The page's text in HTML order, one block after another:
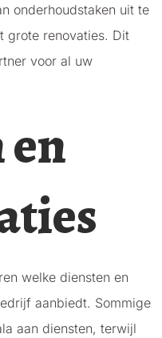
onderhoudstaken uit te
grote renovaties. Dit
voor al uw
welke diensten en
aanbiedt. Sommige
aan diensten, terwijl